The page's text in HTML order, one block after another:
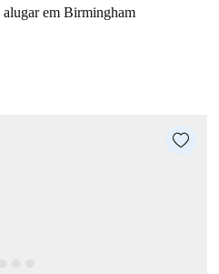
alugar em Birmingham